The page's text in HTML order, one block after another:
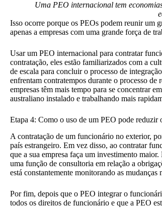
Uma PEO internacional tem
Isso ocorre porque os PEOs podem reunir um
apenas a empresas com uma grande força de
Usar um PEO internacional para contratar
contratação, eles estão familiarizados com a
de escala para concluir o processo de
enfrentam contratempos durante o processo de
empresas têm mais tempo para se concentrar
australiano instalado e trabalhando mais
Etapa 4: Como o uso de um PEO pode reduzir
A contratação de um funcionário no exterior,
país estrangeiro. Em vez disso, ao contratar
que a sua empresa faça um investimento
uma função de consultoria em relação a
está constantemente monitorando as
Por fim, depois que o PEO integrar o
todos os direitos de funcionário e que a PEO